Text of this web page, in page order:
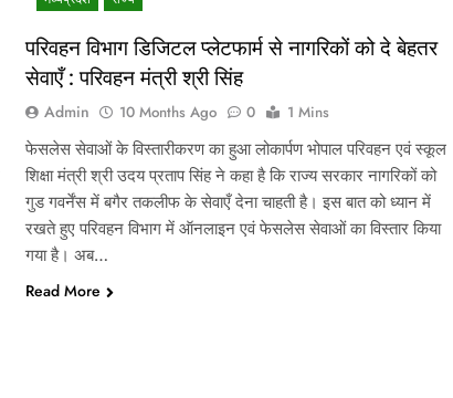
परिवहन विभाग डिजिटल प्लेटफार्म से नागरिकों को दे बेहतर
सेवाएँ : परिवहन मंत्री श्री सिंह
Admin 10 Months Ago 0
1 Mins
फेसलेस सेवाओं के विस्तारीकरण का हुआ लोकार्पण भोपाल परिवहन एवं स्कूल
शिक्षा मंत्री श्री उदय प्रताप सिंह ने कहा है कि राज्य सरकार नागरिकों को
गुड गवर्नेंस में बगैर तकलीफ के सेवाएँ देना चाहती है। इस बात को ध्यान में
रखते हुए परिवहन विभाग में ऑनलाइन एवं फेसलेस सेवाओं का विस्तार किया
गया है। अब…
Read More